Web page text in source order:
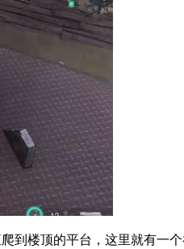
楼顶的平台，这里就有一